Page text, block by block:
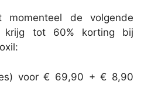
momenteel de volgende
krijg tot 60% korting bij
voor € 69,90 + € 8,90